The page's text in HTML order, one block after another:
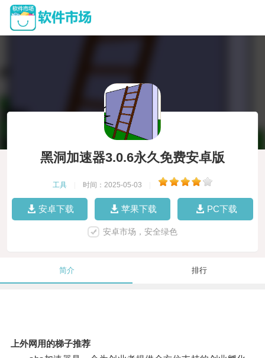
黑洞加速器3.0.6永久免费安卓版
工具 时间：2025-05-03
安卓下载 苹果下载 PC下载
安卓市场，安全绿色
简介 排行
上外网用的梯子推荐